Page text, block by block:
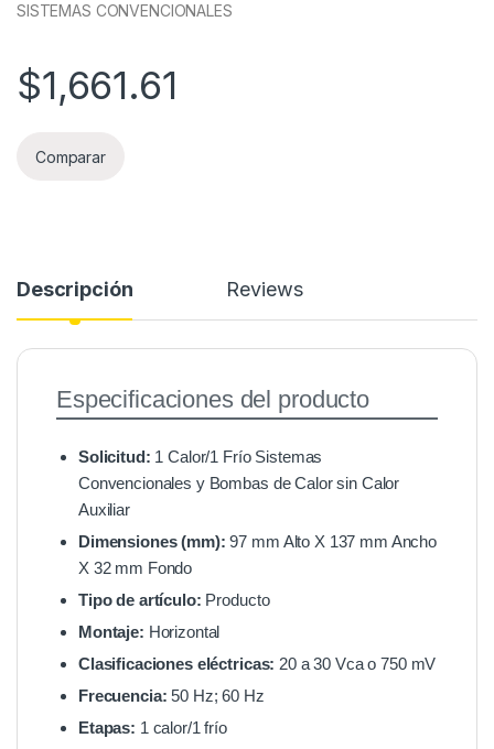
SISTEMAS CONVENCIONALES
$1,661.61
Comparar
Descripción Reviews
Especificaciones del producto
Solicitud: 1 Calor/1 Frío Sistemas
Convencionales y Bombas de Calor sin Calor
Auxiliar
Dimensiones (mm): 97 mm Alto X 137 mm Ancho
X 32 mm Fondo
Tipo de artículo: Producto
Montaje: Horizontal
Clasificaciones eléctricas: 20 a 30 Vca o 750 mV
Frecuencia: 50 Hz; 60 Hz
Etapas: 1 calor/1 frío